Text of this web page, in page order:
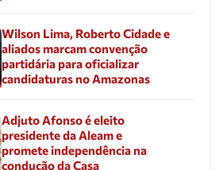
Wilson Lima, Roberto Cidade e
aliados marcam convenção
partidária para oficializar
candidaturas no Amazonas
Adjuto Afonso é eleito
presidente da Aleam e
promete independência na
condução da Casa